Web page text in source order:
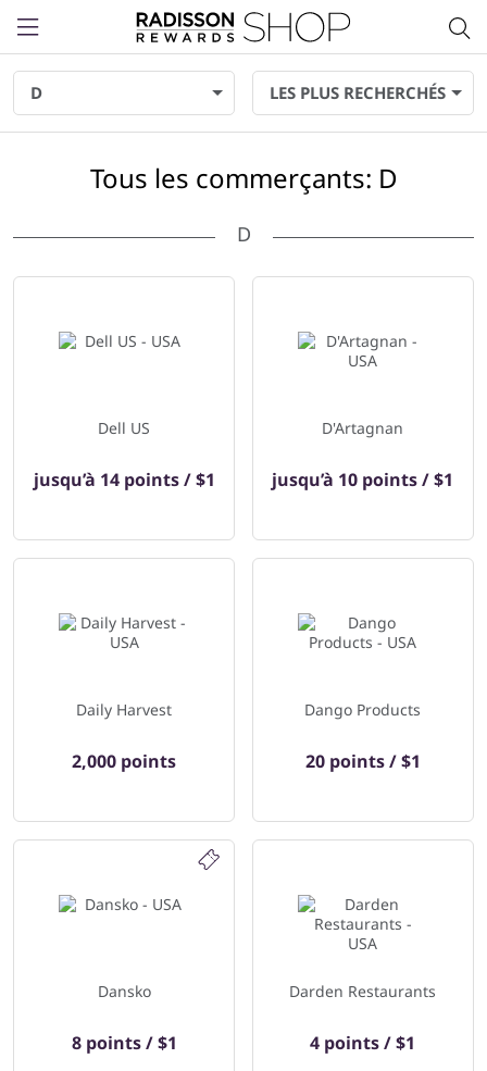
Menu
D LES PLUS RECHERCHÉS
Tous les commerçants: D
D
37 commerçants affiché ci-dessous
Dell US
jusqu’à 14 points / $1
D'Artagnan
jusqu’à 10 points / $1
Daily Harvest
2,000 points
Dango Products
20 points / $1
Dansko
8 points / $1
Darden Restaurants
4 points / $1